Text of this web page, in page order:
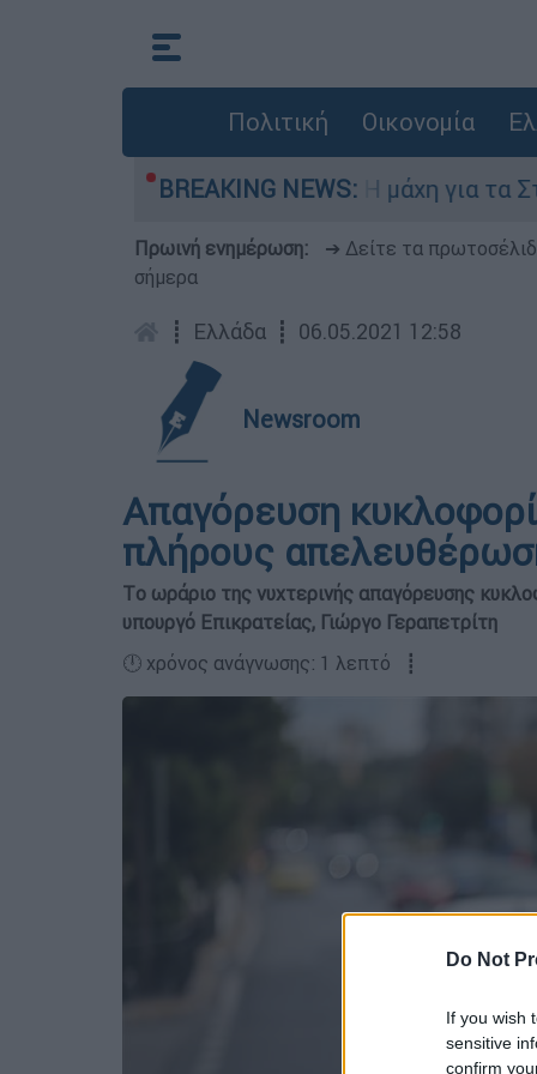
Do Not
If you wish
sensitive
confirm
Πολιτική Οικονομία
BREAKING NEWS:
6 Αυγούστου Η μάχη για τα Στενά
Πρωινή ενημέρωση: ➔ Δείτε τα
σήμερα
┋ Ελλάδα ┋ 06.05.2021 12:58
Newsroom
Απαγόρευση
πλήρους
Tο ωράριο της νυχτερινής απαγόρευσης
υπουργό Επικρατείας, Γιώργο Γεραπετρίτη
🕛 χρόνος ανάγνωσης: 1 λεπτό ┋